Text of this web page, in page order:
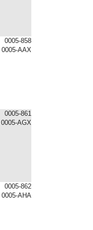
0005-858
0005-AAX
0005-861
0005-AGX
0005-862
0005-AHA